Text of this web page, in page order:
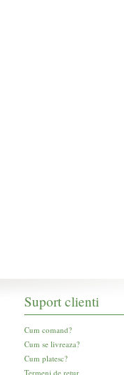
Suport clienti
Cum comand?
Cum se livreaza?
Cum platesc?
Termeni de retur